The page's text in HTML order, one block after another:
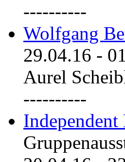
----------
Wolfgang
29.04.16 -
Aurel
----------
Independent